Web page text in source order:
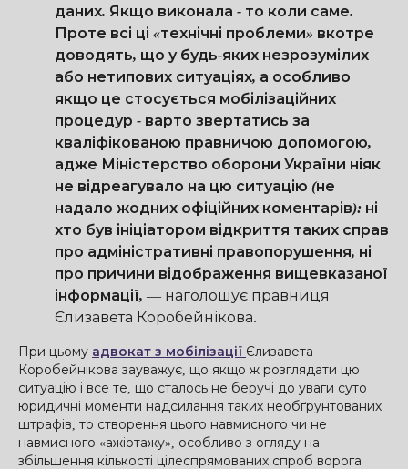
даних. Якщо виконала - то коли саме.
Проте всі ці «технічні проблеми» вкотре
доводять, що у будь-яких незрозумілих
або нетипових ситуаціях, а особливо
якщо це стосується мобілізаційних
процедур - варто звертатись за
кваліфікованою правничою допомогою,
адже Міністерство оборони України ніяк
не відреагувало на цю ситуацію (не
надало жодних офіційних коментарів): ні
хто був ініціатором відкриття таких справ
про адміністративні правопорушення, ні
про причини відображення вищевказаної
інформації, — наголошує правниця
Єлизавета Коробейнікова.
При цьому адвокат з мобілізації Єлизавета
Коробейнікова зауважує, що якщо ж розглядати цю
ситуацію і все те, що сталось не беручі до уваги суто
юридичні моменти надсилання таких необґрунтованих
штрафів, то створення цього навмисного чи не
навмисного «ажіотажу», особливо з огляду на
збільшення кількості цілеспрямованих спроб ворога